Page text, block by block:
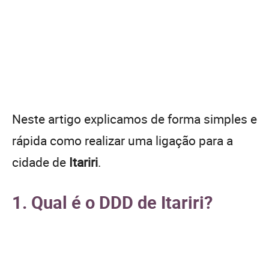
Neste artigo explicamos de forma simples e
rápida como realizar uma ligação para a
cidade de Itariri.
1. Qual é o DDD de Itariri?